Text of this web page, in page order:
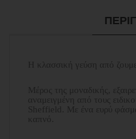
Η κλασσική γεύση από
Μέρος της μοναδικής,
αναμειγμένη από τους
Sheffield. Με ένα ευρύ
καπνό.